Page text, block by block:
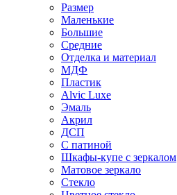
Размер
Маленькие
Большие
Средние
Отделка и материал
МДФ
Пластик
Alvic Luxe
Эмаль
Акрил
ДСП
С патиной
Шкафы-купе с зеркалом
Матовое зеркало
Стекло